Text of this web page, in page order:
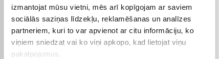
izmantojat mūsu vietni, mēs arī kopīgojam ar saviem
sociālās saziņas līdzekļu, reklamēšanas un analīzes
partneriem, kuri to var apvienot ar citu informāciju, ko
viņiem sniedzat vai ko viņi apkopo, kad lietojat viņu
pakalpojumus.
Venipak Kurjers (8,99 €)
Apmaksā pilnu summu skaidrā naudā piegādes brīdī.
Jautājiet
DPD kurjers